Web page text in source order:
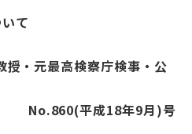
InstagramLINE
て
授・元最高検察庁検事・公
No.860(平成18年9月)号